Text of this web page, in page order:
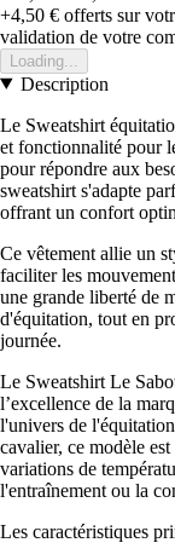
+4,50 € offerts sur
validation de votre
Loading...
Description
Le Sweatshirt
et fonctionnalité pour
pour répondre aux
sweatshirt s'adapte
offrant un confort
Ce vêtement allie un
faciliter les
une grande liberté de
d'équitation, tout en
journée.
Le Sweatshirt Le
l’excellence de la
l'univers de
cavalier, ce modèle
variations de
l'entraînement ou la
Les caractéristiques